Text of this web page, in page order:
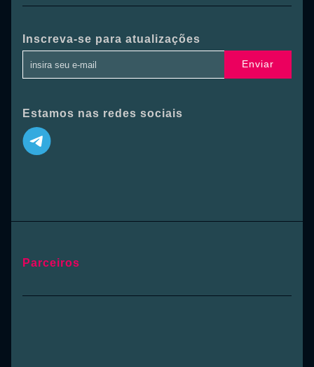
Inscreva-se para atualizações
Enviar
Estamos nas redes sociais
Parceiros